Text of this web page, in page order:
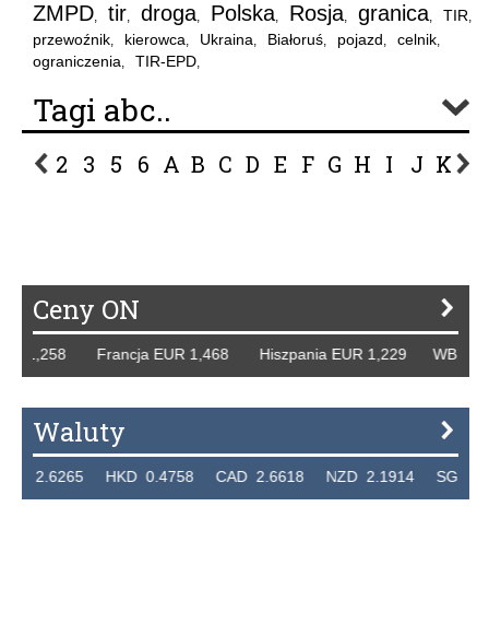
ZMPD, tir, droga, Polska, Rosja, granica, TIR,
przewoźnik, kierowca, Ukraina, Białoruś, pojazd, celnik,
ograniczenia, TIR-EPD,
Tagi abc..
2 3 5 6 A B C D E F G H I J K L
Ceny ON
Francja EUR 1,468 Hiszpania EUR 1,229 WB GBP
Waluty
HKD 0.4758 CAD 2.6618 NZD 2.1914 SGD